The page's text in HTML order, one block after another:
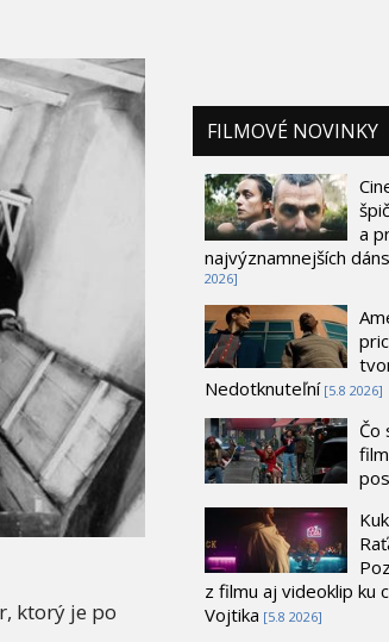
ktorý je po
FILMOVÉ NOVINKY
a
najvýznamnejších
2026]
Nedotknuteľní [5.8 2026]
Čo
z filmu aj videoklip ku
Vojtika [5.8 2026]